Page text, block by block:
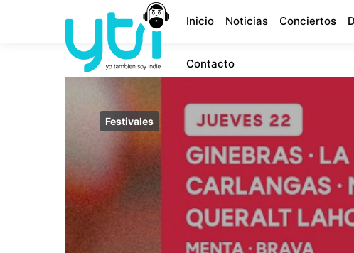
Inicio Noticias Conciertos
Contacto
Festivales